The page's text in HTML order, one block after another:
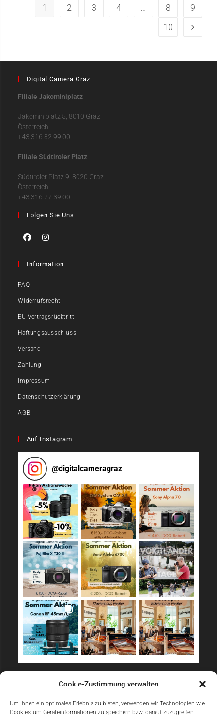
Cookie-Zustimmung verwalten
Um Ihnen ein optimales Erlebnis zu bieten, verwenden wir Technologien wie
Cookies, um Geräteinformationen zu speichern bzw. darauf zuzugreifen.
1 2 3 4 … 8
9
10
Digital Camera Graz
Filiale Jakominiplatz
Jakominiplatz 5, 8010 Graz
Österreich
+43 316 82 99 00
Filiale Südtiroler Platz
Südtiroler Platz 9, 8020 Graz
Österreich
+43 316 77 39 00
Folgen Sie Uns
Information
FAQ
Widerrufsrecht
EU-Vertragsrücktritt
Haftungsausschluss
Versand
Zahlung
Impressum
Datenschutzerklärung
AGB
Auf Instagram
@digitalcameragraz
Sicher Einkaufen